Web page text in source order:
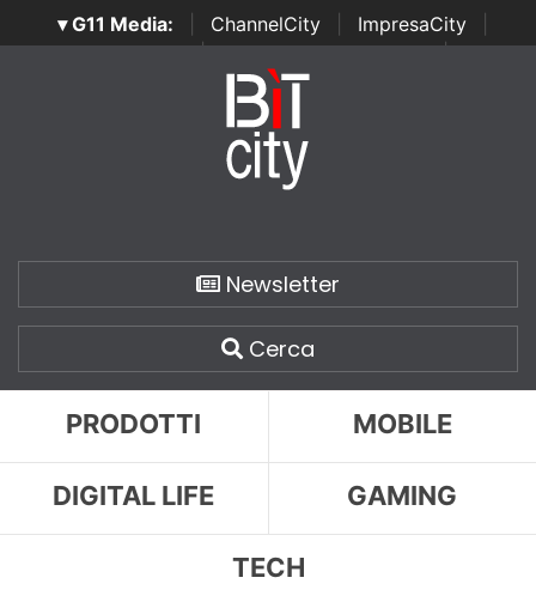
▾ G11 Media: ChannelCity ImpresaCity
SecurityOpenLab | Italian Channel Awards | Italian
Italian Security Awards
Newsletter
Cerca
PRODOTTI MOBILE
DIGITAL LIFE GAMING
TECH